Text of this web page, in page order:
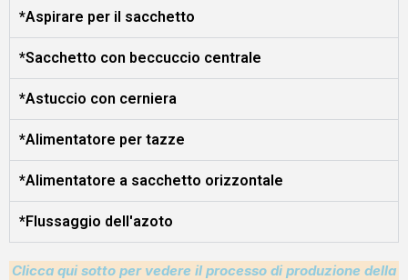
*Aspirare per il sacchetto
*Sacchetto con beccuccio centrale
*Astuccio con cerniera
*Alimentatore per tazze
*Alimentatore a sacchetto orizzontale
*Flussaggio dell'azoto
Clicca qui sotto per vedere il processo di produzione della